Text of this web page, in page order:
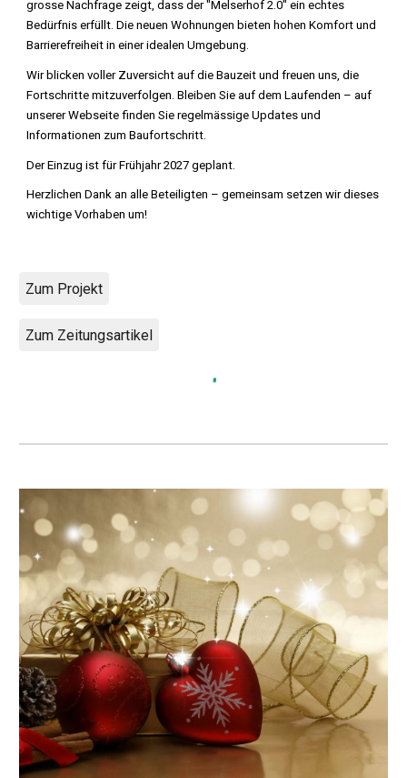
grosse Nachfrage zeigt, dass der "Melserhof 2.0" ein echtes
Bedürfnis erfüllt. Die neuen Wohnungen bieten hohen Komfort und
Barrierefreiheit in einer idealen Umgebung.
Wir blicken voller Zuversicht auf die Bauzeit und freuen uns, die
Fortschritte mitzuverfolgen. Bleiben Sie auf dem Laufenden – auf
unserer Webseite finden Sie regelmässige Updates und
Informationen zum Baufortschritt.
Der Einzug ist für Frühjahr 2027 geplant.
Herzlichen Dank an alle Beteiligten – gemeinsam setzen wir dieses
wichtige Vorhaben um!
Zum Projekt
Zum Zeitungsartikel